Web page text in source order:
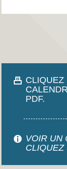
CLIQUEZ
PDF.
VOIR UN
CLIQUEZ